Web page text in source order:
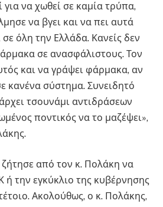
για να χωθεί σε καμία τρύπα,
να βγει και να πει αυτά
όλη την Ελλάδα. Κανείς δεν
σε ανασφάλιστους. Τον
και να γράψει φάρμακα, αν
κανένα σύστημα. Συνειδητό
τσουνάμι αντιδράσεων
ποντικός να το μαζέψει»,
ζήτησε από τον κ. Πολάκη να
ή την εγκύκλιο της κυβέρνησης
Ακολούθως, ο κ. Πολάκης,